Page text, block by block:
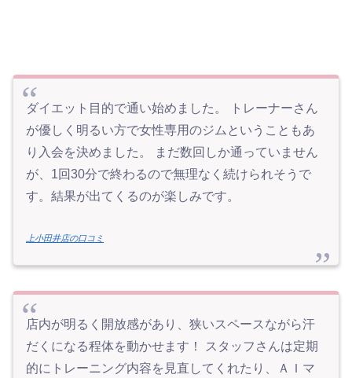
ダイエット目的で通い始めました。 トレーナーさん
が優しく明るい方で女性専用のジムということもあ
り入会を決めました。 まだ数回しか通っていません
が、1回30分で終わるので無理なく続けられそうで
す。結果が出てくるのが楽しみです。
上小田井店の口コミ
店内が明るく開放感があり、狭いスペースながら汗
だくになる程体を動かせます！ スタッフさんは定期
的にトレーニング内容を見直してくれたり、ＡＩマ